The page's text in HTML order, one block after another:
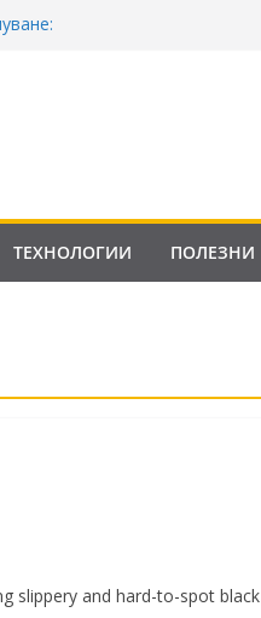
ТЕХНОЛОГИИ ПОЛЕЗНИ
slippery and hard-to-spot black